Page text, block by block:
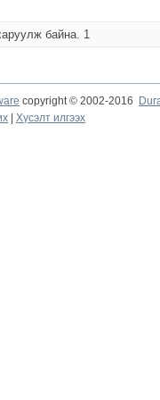
байна. 1
copyright © 2002-2016
Хүсэлт илгээх